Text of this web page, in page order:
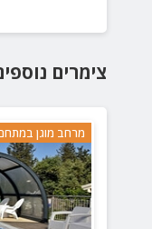
צימרים
מרחב מוגן